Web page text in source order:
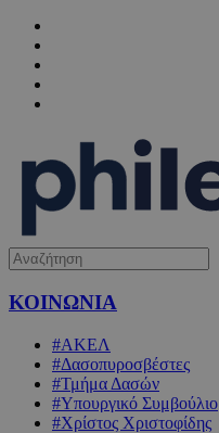
ΚΟΙΝΩΝΙΑ
#ΑΚΕΛ
#Δασοπυροσβέστες
#Τμήμα Δασών
#Υπουργικό Συμβούλιο
#Χρίστος Χριστοφίδης